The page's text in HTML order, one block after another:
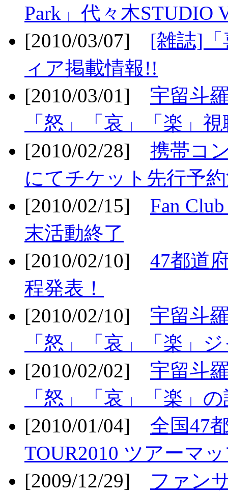
Park」代々木STUDIO
[2010/03/07] [雑誌]「
ィア掲載情報!!
[2010/03/01] 宇留斗
「怒」「哀」「楽」
[2010/02/28] 携帯コ
にてチケット先行予
[2010/02/15] Fan
末活動終了
[2010/02/10] 47都道
程発表！
[2010/02/10] 宇留斗
「怒」「哀」「楽」
[2010/02/02] 宇留斗
「怒」「哀」「楽」
[2010/01/04] 全国47
TOUR2010 ツアーマ
[2009/12/29] ファン